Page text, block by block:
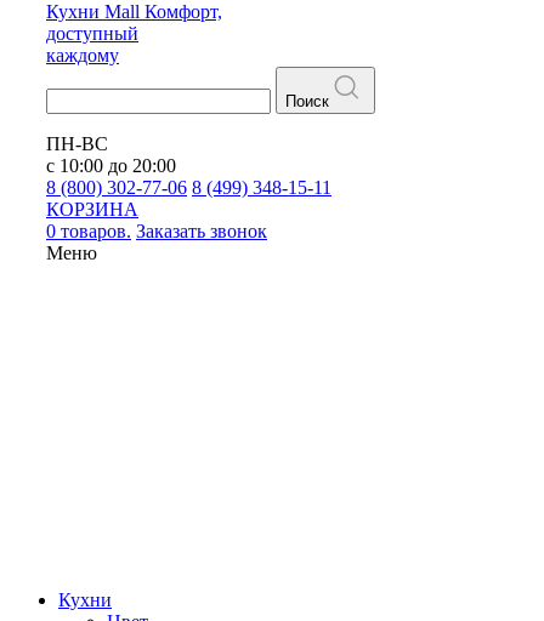
Кухни Mall Комфорт,
доступный
каждому
Поиск
ПН-ВС
с 10:00 до 20:00
8 (800) 302-77-06 8 (499) 348-15-11
КОРЗИНА
0 товаров. Заказать звонок
Меню
Кухни